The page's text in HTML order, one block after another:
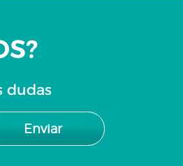
dudas
Enviar